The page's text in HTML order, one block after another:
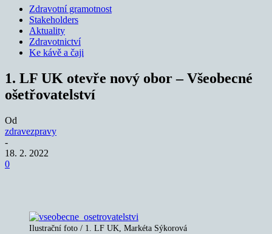
Zdravotní gramotnost
Stakeholders
Aktuality
Zdravotnictví
Ke kávě a čaji
1. LF UK otevře nový obor – Všeobecné
ošetřovatelství
Od
zdravezpravy
-
18. 2. 2022
0
Ilustrační foto / 1. LF UK, Markéta Sýkorová